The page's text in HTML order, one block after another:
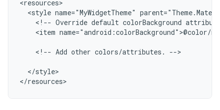
<style name="MyWidgetTheme"
<!-- Override default colorBackground
<item name="android:colorBackground">@color/
<!-- Add other colors/attributes. -->
</style>